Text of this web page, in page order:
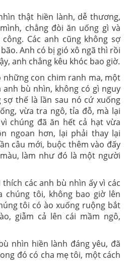
thật hiền lành, dễ thương,
chẳng đòi ăn uống gì và
Các anh cũng không sợ
Anh có bị gió xô ngã thì rồi
anh chẳng kêu khóc bao giờ.
con chim ranh ma, một
anh bù nhìn, không có gì nguy
sợ thế là lần sau nó cứ xuống
vừa tra ngô, tỉa đỗ, mà lại
chúng đã ăn hết cả hạt vừa
ngoan hơn, lại phải thay lại
câu mới, buộc thêm vào đấy
làm như đó là một người
các anh bù nhìn ấy vì các
chúng tôi, không bao giờ lên
tôi có ào xuống ruộng bắt
giẫm cả lên cái mầm ngô,
hiền lành đáng yêu, đã
đó có cha mẹ tôi, một cách